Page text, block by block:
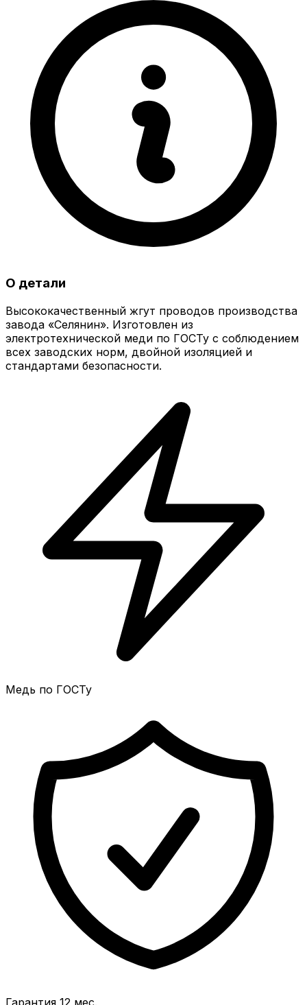
О детали
Высококачественный жгут проводов производства
завода «Селянин». Изготовлен из
электротехнической меди по ГОСТу с соблюдением
всех заводских норм, двойной изоляцией и
стандартами безопасности.
Медь по ГОСТу